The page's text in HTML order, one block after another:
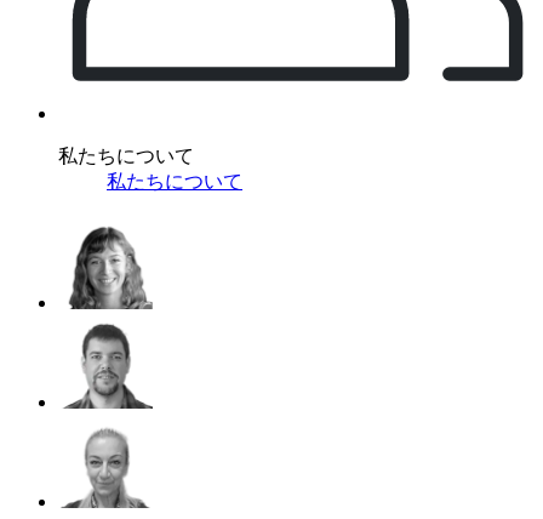
私たちについて
私たちについて